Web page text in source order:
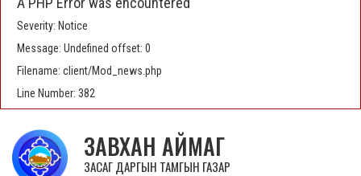
Severity: Notice
Message: Undefined offset: 0
Filename: client/Mod_news.php
Line Number: 382
ЗАВХАН АЙМАГ
ЗАСАГ ДАРГЫН ТАМГЫН ГАЗАР